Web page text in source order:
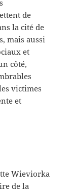
de
la cité de
mais aussi
et
côté,
victimes
et
Wieviorka
de la